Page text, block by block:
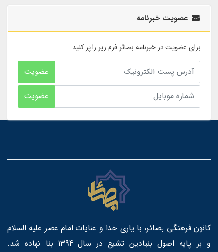
عضویت خبرنامه
برای عضویت در خبرنامه بصائر فرم زیر را پر کنید
عضویت
عضویت
کانون فرهنگی بصائر، با یاری خدا و عنایات امام عصر علیه السلام
و بر پایه اصول بنیادین تشیع در سال 1394 بنا نهاده شد.